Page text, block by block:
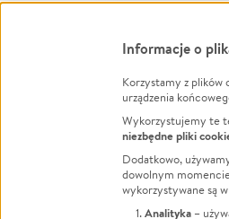
FacebookTwitter
LinkedInTikTok
Informacje o
Korzystamy z plików
urządzenia
Wykorzystujemy te
niezbędne pliki
Dodatkowo,
dowolnym
wykorzystywane są
Analityka –